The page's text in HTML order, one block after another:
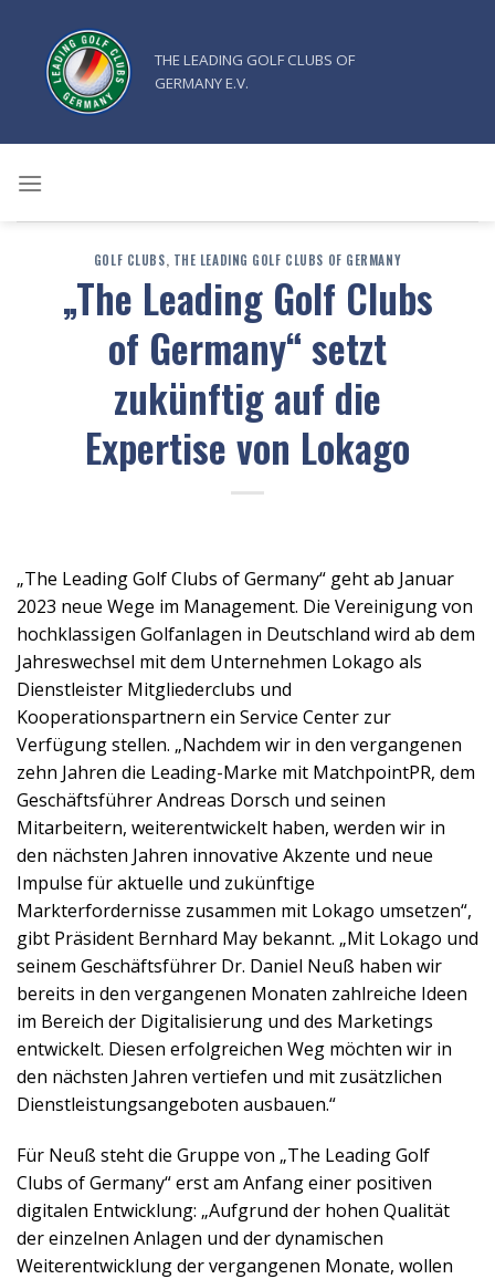
springen
THE LEADING GOLF CLUBS OF
GERMANY E.V.
GOLF CLUBS, THE LEADING GOLF CLUBS OF GERMANY
„The Leading Golf Clubs
of Germany“ setzt
zukünftig auf die
Expertise von Lokago
„The Leading Golf Clubs of Germany“ geht ab Januar
2023 neue Wege im Management. Die Vereinigung von
hochklassigen Golfanlagen in Deutschland wird ab dem
Jahreswechsel mit dem Unternehmen Lokago als
Dienstleister Mitgliederclubs und
Kooperationspartnern ein Service Center zur
Verfügung stellen. „Nachdem wir in den vergangenen
zehn Jahren die Leading-Marke mit MatchpointPR, dem
Geschäftsführer Andreas Dorsch und seinen
Mitarbeitern, weiterentwickelt haben, werden wir in
den nächsten Jahren innovative Akzente und neue
Impulse für aktuelle und zukünftige
Markterfordernisse zusammen mit Lokago umsetzen“,
gibt Präsident Bernhard May bekannt. „Mit Lokago und
seinem Geschäftsführer Dr. Daniel Neuß haben wir
bereits in den vergangenen Monaten zahlreiche Ideen
im Bereich der Digitalisierung und des Marketings
entwickelt. Diesen erfolgreichen Weg möchten wir in
den nächsten Jahren vertiefen und mit zusätzlichen
Dienstleistungsangeboten ausbauen.“
Für Neuß steht die Gruppe von „The Leading Golf
Clubs of Germany“ erst am Anfang einer positiven
digitalen Entwicklung: „Aufgrund der hohen Qualität
der einzelnen Anlagen und der dynamischen
Weiterentwicklung der vergangenen Monate, wollen